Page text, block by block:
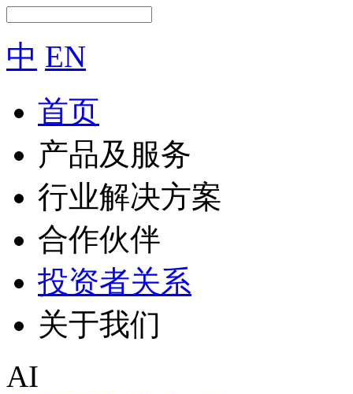
中 EN
首页
产品及服务
行业解决方案
合作伙伴
投资者关系
关于我们
AI